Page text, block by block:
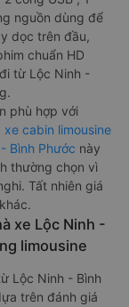
nguồn dùng để
dọc trên đầu,
chuẩn HD
từ Lộc Ninh -
phù hợp với
xe cabin limousine
Bình Phước này
thường chọn vì
Tất nhiên giá
xe Lộc Ninh -
limousine
Lộc Ninh - Bình
trên đánh giá